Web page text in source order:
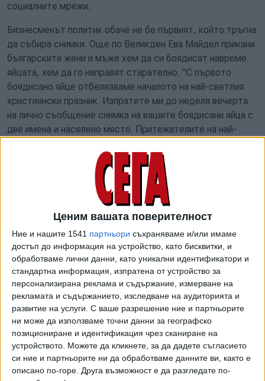
Ценим вашата поверителност
Ние и нашите 1541 партньори съхраняваме и/или имаме
достъп до информация на устройство, като бисквитки, и
обработваме лични данни, като уникални идентификатори и
стандартна информация, изпратена от устройство за
персонализирана реклама и съдържание, измерване на
рекламата и съдържанието, изследване на аудиторията и
развитие на услуги. С ваше разрешение ние и партньорите
ни може да използваме точни данни за географско
позициониране и идентификация чрез сканиране на
устройството. Можете да кликнете, за да дадете съгласието
си ние и партньорите ни да обработваме данните ви, както е
описано по-горе. Друга възможност е да разгледате по-
социалните мрежи.
Бизнесменът политик обаче не бе първият, който тръгна
да събира снимки. Още по Великден Ева Майдел прикани
българските жени и мъже хем да си боядисат навреме
яйцата, хем да го направят старателно. "С първото
боядисано яйце отбелязваме началото на най-светлия
християнски празник. Изпратете ми до неделя вечерта
на лично съобщение снимка на вашите боядисани яйца с
две имена и населено място. Притежателите на най-
поканата. Видно от офертата, тя не желаеше яйцата да
се качват публично на страницата й, а чрез лична
кореспонденция да ги разглежда интимно.
Майдел бе права да се старае на фронта на виртуалната
комуникация. Все пак конкурент за преференция в
листата на ГЕРБ й е цял еврокомисар по цифровите
технологии. За един месец Мария Габриел обиколи
стотици селища, стисна хиляди ръце, изрече милиони
мъдри думи. Като например: "Финансирането за
безплатен безжичен достъп до интернет, което община
Вълчи дол спечели в общоевропейската инициатива
WIFI4EU, е послание за Европа, която носи ползи за
ежедневието на хората". Така